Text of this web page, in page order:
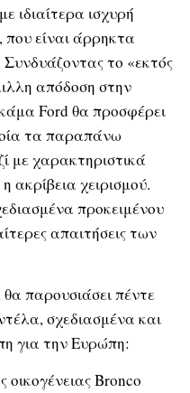
ιδιαίτερα ισχυρή
είναι άρρηκτα
το «εκτός
απόδοση στην
Ford θα προσφέρει
τα παραπάνω
με χαρακτηριστικά
ακρίβεια χειρισμού.
προκειμένου
απαιτήσεις των
παρουσιάσει πέντε
σχεδιασμένα και
για την Ευρώπη:
οικογένειας Bronco